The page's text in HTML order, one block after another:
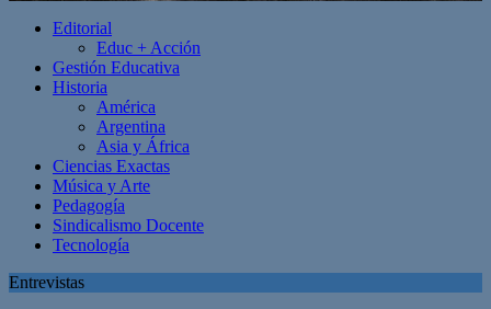
Editorial
Educ + Acción
Gestión Educativa
Historia
América
Argentina
Asia y África
Ciencias Exactas
Música y Arte
Pedagogía
Sindicalismo Docente
Tecnología
Entrevistas